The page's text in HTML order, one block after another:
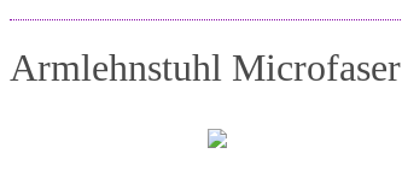
Armlehnstuhl Microfaser